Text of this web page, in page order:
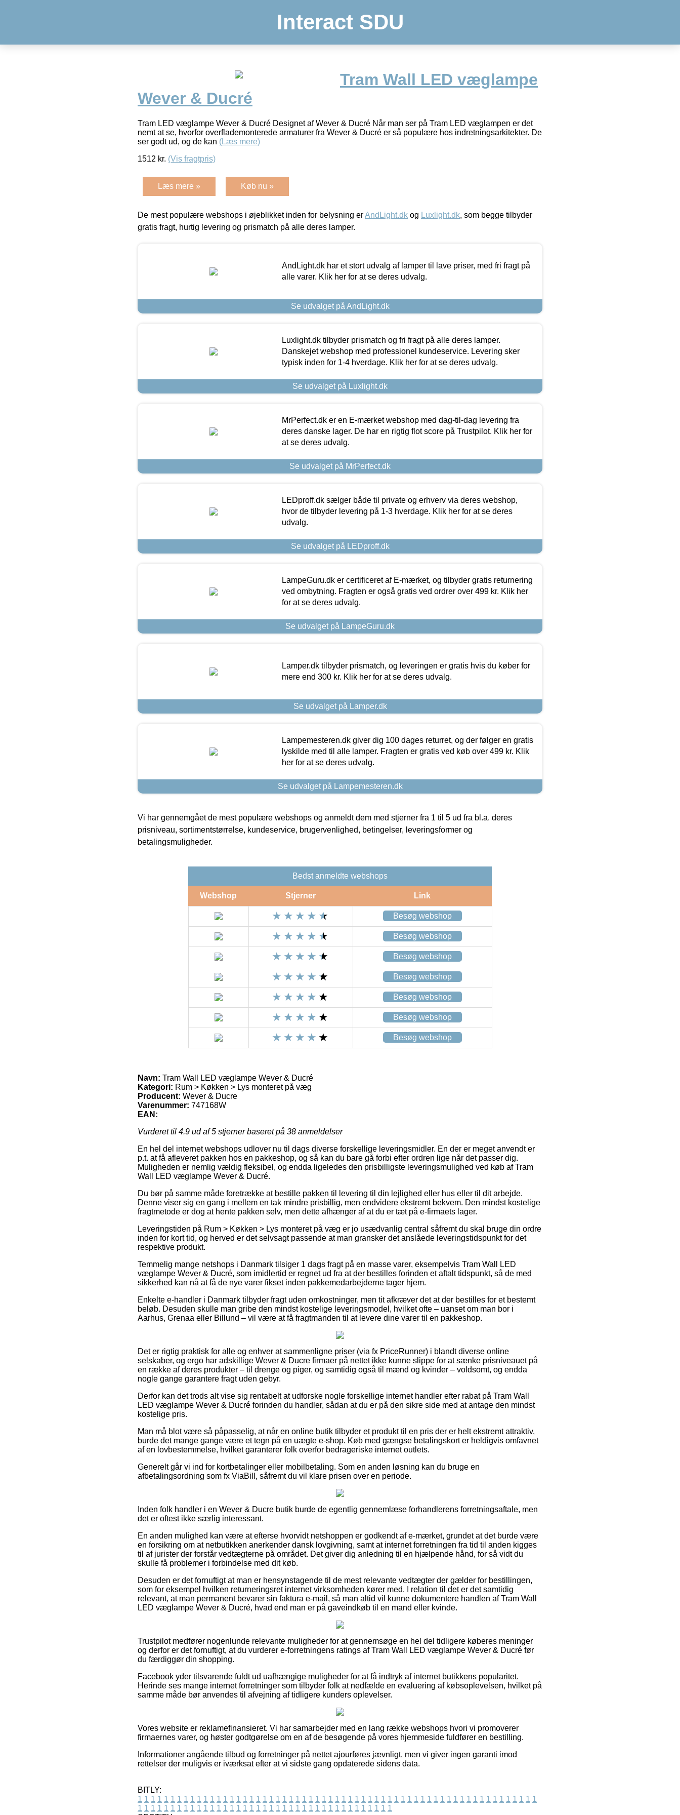
Interact SDU
Tram Wall LED væglampe
Wever & Ducré
Tram LED væglampe Wever & Ducré Designet af Wever & Ducré Når man ser på Tram LED væglampen er det
nemt at se, hvorfor overflademonterede armaturer fra Wever & Ducré er så populære hos indretningsarkitekter. De
ser godt ud, og de kan (Læs mere)
1512 kr. (Vis fragtpris)
Læs mere » Køb nu »
De mest populære webshops i øjeblikket inden for belysning erAndLight.dk og Luxlight.dk, som begge tilbyder
gratis fragt, hurtig levering og prismatch på alle deres lamper.
AndLight.dk har et stort udvalg af lamper til lave priser, med fri fragt på
alle varer. Klik her for at se deres udvalg.
Se udvalget på AndLight.dk
Luxlight.dk tilbyder prismatch og fri fragt på alle deres lamper.
Danskejet webshop med professionel kundeservice. Levering sker
typisk inden for 1-4 hverdage. Klik her for at se deres udvalg.
Se udvalget på Luxlight.dk
MrPerfect.dk er en E-mærket webshop med dag-til-dag levering fra
deres danske lager. De har en rigtig flot score på Trustpilot. Klik her for
at se deres udvalg.
Se udvalget på MrPerfect.dk
LEDproff.dk sælger både til private og erhverv via deres webshop,
hvor de tilbyder levering på 1-3 hverdage. Klik her for at se deres
udvalg.
Se udvalget på LEDproff.dk
LampeGuru.dk er certificeret af E-mærket, og tilbyder gratis returnering
ved ombytning. Fragten er også gratis ved ordrer over 499 kr. Klik her
for at se deres udvalg.
Se udvalget på LampeGuru.dk
Lamper.dk tilbyder prismatch, og leveringen er gratis hvis du køber for
mere end 300 kr. Klik her for at se deres udvalg.
Se udvalget på Lamper.dk
Lampemesteren.dk giver dig 100 dages returret, og der følger en gratis
lyskilde med til alle lamper. Fragten er gratis ved køb over 499 kr. Klik
her for at se deres udvalg.
Se udvalget på Lampemesteren.dk
Vi har gennemgået de mest populære webshops og anmeldt dem med stjerner fra 1 til 5 ud fra bl.a. deres
prisniveau, sortimentstørrelse, kundeservice, brugervenlighed, betingelser, leveringsformer og
betalingsmuligheder.
Bedst anmeldte webshops
Webshop Stjerner Link
Besøg webshop
Besøg webshop
Besøg webshop
Besøg webshop
Besøg webshop
Besøg webshop
Besøg webshop
Navn: Tram Wall LED væglampe Wever & Ducré
Kategori: Rum > Køkken > Lys monteret på væg
Producent: Wever & Ducre
Varenummer: 747168W
EAN:
Vurderet til 4.9 ud af 5 stjerner baseret på 38 anmeldelser
En hel del internet webshops udlover nu til dags diverse forskellige leveringsmidler. En der er meget anvendt er
p.t. at få afleveret pakken hos en pakkeshop, og så kan du bare gå forbi efter ordren lige når det passer dig.
Muligheden er nemlig vældig fleksibel, og endda ligeledes den prisbilligste leveringsmulighed ved køb af Tram
Wall LED væglampe Wever & Ducré.
Du bør på samme måde foretrække at bestille pakken til levering til din lejlighed eller hus eller til dit arbejde.
Denne viser sig en gang i mellem en tak mindre prisbillig, men endvidere ekstremt bekvem. Den mindst kostelige
fragtmetode er dog at hente pakken selv, men dette afhænger af at du er tæt på e-firmaets lager.
Leveringstiden på Rum > Køkken > Lys monteret på væg er jo usædvanlig central såfremt du skal bruge din ordre
inden for kort tid, og herved er det selvsagt passende at man gransker det anslåede leveringstidspunkt for det
respektive produkt.
Temmelig mange netshops i Danmark tilsiger 1 dags fragt på en masse varer, eksempelvis Tram Wall LED
væglampe Wever & Ducré, som imidlertid er regnet ud fra at der bestilles forinden et aftalt tidspunkt, så de med
sikkerhed kan nå at få de nye varer fikset inden pakkemedarbejderne tager hjem.
Enkelte e-handler i Danmark tilbyder fragt uden omkostninger, men tit afkræver det at der bestilles for et bestemt
beløb. Desuden skulle man gribe den mindst kostelige leveringsmodel, hvilket ofte – uanset om man bor i
Aarhus, Grenaa eller Billund – vil være at få fragtmanden til at levere dine varer til en pakkeshop.
Det er rigtig praktisk for alle og enhver at sammenligne priser (via fx PriceRunner) i blandt diverse online
selskaber, og ergo har adskillige Wever & Ducre firmaer på nettet ikke kunne slippe for at sænke prisniveauet på
en række af deres produkter – til drenge og piger, og samtidig også til mænd og kvinder – voldsomt, og endda
nogle gange garantere fragt uden gebyr.
Derfor kan det trods alt vise sig rentabelt at udforske nogle forskellige internet handler efter rabat på Tram Wall
LED væglampe Wever & Ducré forinden du handler, sådan at du er på den sikre side med at antage den mindst
kostelige pris.
Man må blot være så påpasselig, at når en online butik tilbyder et produkt til en pris der er helt ekstremt attraktiv,
burde det mange gange være et tegn på en uægte e-shop. Køb med gængse betalingskort er heldigvis omfavnet
af en lovbestemmelse, hvilket garanterer folk overfor bedrageriske internet outlets.
Generelt går vi ind for kortbetalinger eller mobilbetaling. Som en anden løsning kan du bruge en
afbetalingsordning som fx ViaBill, såfremt du vil klare prisen over en periode.
Inden folk handler i en Wever & Ducre butik burde de egentlig gennemlæse forhandlerens forretningsaftale, men
det er oftest ikke særlig interessant.
En anden mulighed kan være at efterse hvorvidt netshoppen er godkendt af e-mærket, grundet at det burde være
en forsikring om at netbutikken anerkender dansk lovgivning, samt at internet forretningen fra tid til anden kigges
til af jurister der forstår vedtægterne på området. Det giver dig anledning til en hjælpende hånd, for så vidt du
skulle få problemer i forbindelse med dit køb.
Desuden er det fornuftigt at man er hensynstagende til de mest relevante vedtægter der gælder for bestillingen,
som for eksempel hvilken returneringsret internet virksomheden kører med. I relation til det er det samtidig
relevant, at man permanent bevarer sin faktura e-mail, så man altid vil kunne dokumentere handlen af Tram Wall
LED væglampe Wever & Ducré, hvad end man er på gaveindkøb til en mand eller kvinde.
Trustpilot medfører nogenlunde relevante muligheder for at gennemsøge en hel del tidligere køberes meninger
og derfor er det fornuftigt, at du vurderer e-forretningens ratings af Tram Wall LED væglampe Wever & Ducré før
du færdiggør din shopping.
Facebook yder tilsvarende fuldt ud uafhængige muligheder for at få indtryk af internet butikkens popularitet.
Herinde ses mange internet forretninger som tilbyder folk at nedfælde en evaluering af købsoplevelsen, hvilket på
samme måde bør anvendes til afvejning af tidligere kunders oplevelser.
Vores website er reklamefinansieret. Vi har samarbejder med en lang række webshops hvori vi promoverer
firmaernes varer, og høster godtgørelse om en af de besøgende på vores hjemmeside fuldfører en bestilling.
Informationer angående tilbud og forretninger på nettet ajourføres jævnligt, men vi giver ingen garanti imod
rettelser der muligvis er iværksat efter at vi sidste gang opdaterede sidens data.
BITLY:
1 1 1 1 1 1 1 1 1 1 1 1 1 1 1 1 1 1 1 1 1 1 1 1 1 1 1 1 1 1 1 1 1 1 1 1 1 1 1 1 1 1 1 1 1 1 1 1 1 1 1 1 1 1 1 1 1 1 1 1 1
1 1 1 1 1 1 1 1 1 1 1 1 1 1 1 1 1 1 1 1 1 1 1 1 1 1 1 1 1 1 1 1 1 1 1 1 1 1 1